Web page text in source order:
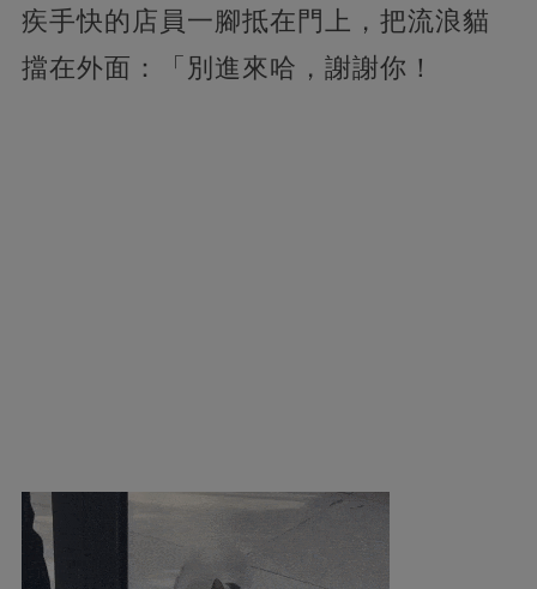
疾手快的店員一腳抵在門上，把流浪貓
擋在外面：「別進來哈，謝謝你！